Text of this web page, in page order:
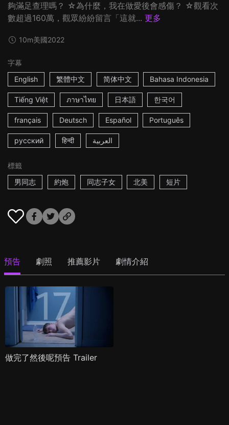
夠滿足查理嗎？ ☆為什麼，我在做愛後會感傷？ ☆觀看次
數超過160萬，觀眾紛紛留言「這就... 更多
10m美國2022
字幕
English
繁體中文 简体中文 Bahasa Indonesia
Tiếng Việt ภาษาไทย 日本語 한국어
français Deutsch Español Português
русский हिन्दी العربية
標籤
男同志
約炮 同志子女 北美 短片
預告 劇照 推薦影片 劇情介紹
做完了然後呢預告 Trailer